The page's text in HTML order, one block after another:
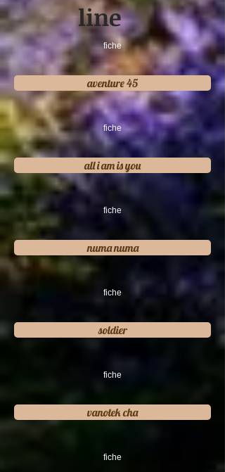
line
fiche
aventure 45
fiche
all i am is you
fiche
numa numa
fiche
soldier
fiche
vanotek cha
fiche